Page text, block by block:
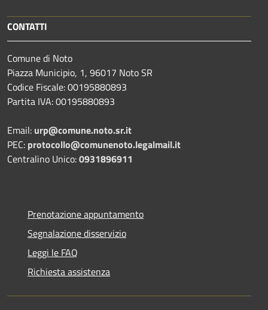
CONTATTI
Comune di Noto
Piazza Municipio, 1, 96017 Noto SR
Codice Fiscale: 00195880893
Partita IVA: 00195880893
Email: urp@comune.noto.sr.it
PEC: protocollo@comunenoto.legalmail.it
Centralino Unico:0931896911
Prenotazione appuntamento
Segnalazione disservizio
Leggi le FAQ
Richiesta assistenza